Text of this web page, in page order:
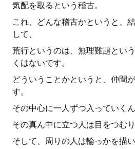
気配を取るという稽古。
これ、どんな稽古かというと、
して、
荒行というのは、無理難題とい
くはないです。
どういうことかというと、仲間
す。
その中心に一人ずつ入っていくん
その真ん中に立つ人は目をつむり
そして、周りの人は輪っかを描い